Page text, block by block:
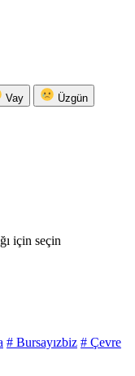
Vay Üzgün
için seçin
# Bursayızbiz # Çevre